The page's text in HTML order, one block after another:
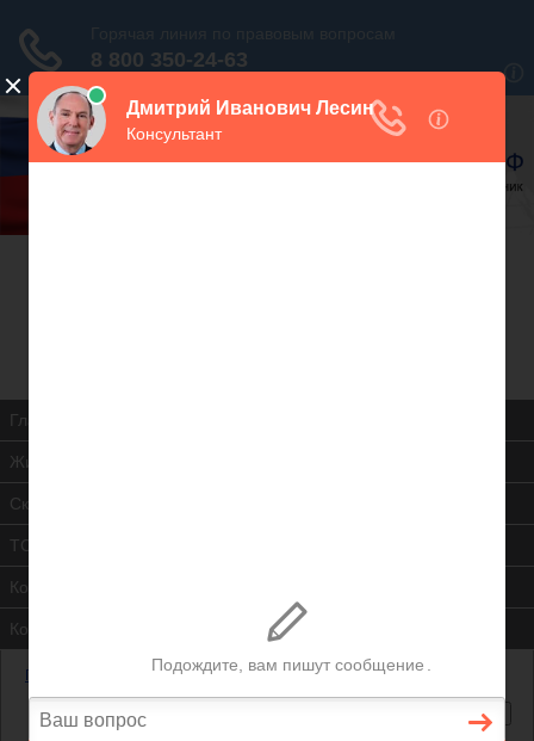
В закладки
Главная
Жилищная инспекция
Скачать ЖК РФ
ТСЖ
Контакты
Консультация юриста
Главная Жилищный вопрос —Риски при покупке квартиры